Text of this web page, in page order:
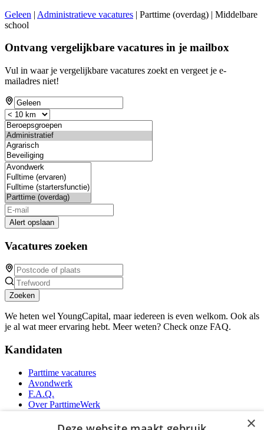
Geleen | Administratieve vacatures | Parttime (overdag) | Middelbare
school
Ontvang vergelijkbare vacatures in je mailbox
Vul in waar je vergelijkbare vacatures zoekt en vergeet je e-
mailadres niet!
Alert opslaan
Vacatures zoeken
Zoeken
We heten wel YoungCapital, maar iedereen is even welkom. Ook als
je al wat meer ervaring hebt. Meer weten? Check onze FAQ.
Kandidaten
Parttime vacatures
Avondwerk
F.A.Q.
Over ParttimeWerk
YoungCapital Android App
×